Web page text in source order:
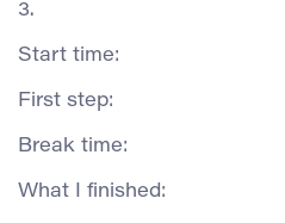
3.
Start time:
First step:
Break time:
What I finished: